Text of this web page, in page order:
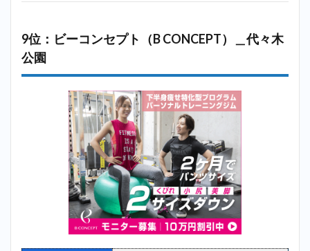
9位：ビーコンセプト（B CONCEPT）＿代々木
公園